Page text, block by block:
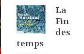
La
Fin
des
temps